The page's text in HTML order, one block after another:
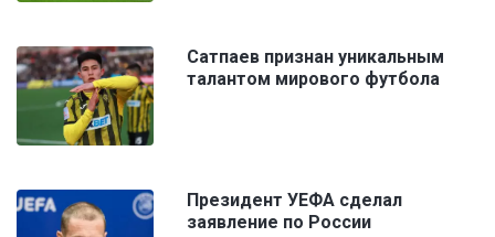
Сатпаев признан уникальным
талантом мирового футбола
Президент УЕФА сделал
заявление по России